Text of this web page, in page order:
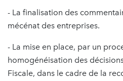
- La finalisation des
mécénat des entreprises.
- La mise en place, par un
homogénéisation des
Fiscale, dans le cadre de la